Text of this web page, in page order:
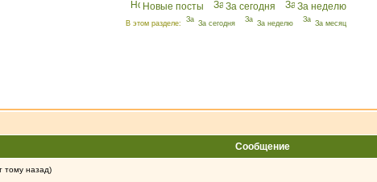
Новые посты
За сегодня За неделю
В этом разделе: За сегодня За неделю За месяц
Сообщение
тому назад)